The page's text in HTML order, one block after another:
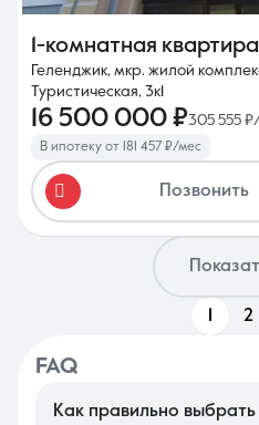
1-комнатная квартира
Геленджик, мкр. жилой
Туристическая, 3к1
16 500 000 ₽305 555
В ипотеку от 181 457 ₽/мес
Позвонить
2
FAQ
Как правильно